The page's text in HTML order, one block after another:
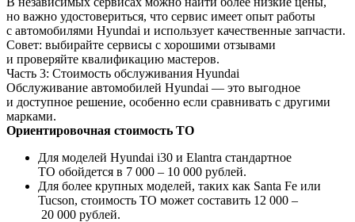
но важно удостовериться, что сервис имеет опыт работы
с автомобилями Hyundai и использует качественные запчасти.
Совет: выбирайте сервисы с хорошими отзывами
и проверяйте квалификацию мастеров.
Часть 3: Стоимость обслуживания Hyundai
Обслуживание автомобилей Hyundai — это выгодное
и доступное решение, особенно если сравнивать с другими
марками.
Ориентировочная стоимость ТО
Для моделей Hyundai i30 и Elantra стандартное
ТО обойдется в 7 000 – 10 000 рублей.
Для более крупных моделей, таких как Santa Fe или
Tucson, стоимость ТО может составить 12 000 –
20 000 рублей.